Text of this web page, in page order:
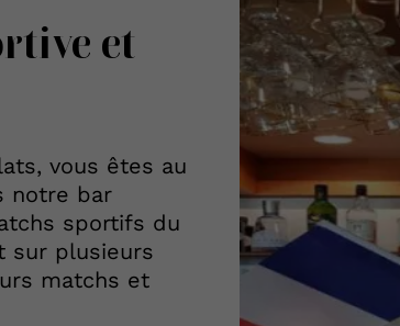
et
vous êtes au
notre bar
sportifs du
sur plusieurs
matchs et